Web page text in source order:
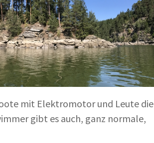
mit Elektromotor und Leute die
gibt es auch, ganz normale,